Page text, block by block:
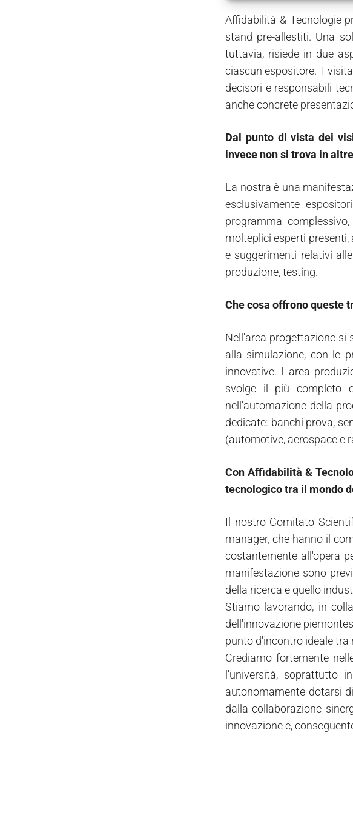
Affidabilità & Tecnologie
stand pre-allestiti. Una
tuttavia, risiede in due
ciascun espositore. I
decisori e responsabili
anche concrete
Dal punto di vista dei
invece non si trova in
La nostra è una
esclusivamente
programma
molteplici esperti
e suggerimenti relativi
produzione, testing.
Che cosa offrono queste
Nell'area progettazione
alla simulazione, con le
innovative. L'area
svolge il più completo
nell'automazione della
dedicate: banchi prova,
(automotive, aerospace e
Con Affidabilità &
tecnologico tra il mondo
Il nostro Comitato
manager, che hanno il
costantemente all'opera
manifestazione sono
della ricerca e quello
Stiamo lavorando, in
dell'innovazione
punto d'incontro ideale
Crediamo fortemente
l'università, soprattutto
autonomamente dotarsi
dalla collaborazione
innovazione e,